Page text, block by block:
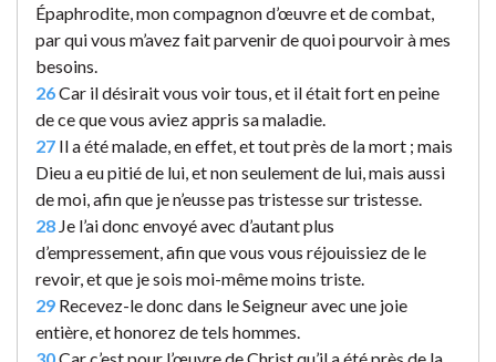
Épaphrodite, mon compagnon d’œuvre et de combat,
par qui vous m’avez fait parvenir de quoi pourvoir à mes
besoins.
26Car il désirait vous voir tous, et il était fort en peine
de ce que vous aviez appris sa maladie.
27 Il a été malade, en effet, et tout près de la mort ; mais
Dieu a eu pitié de lui, et non seulement de lui, mais aussi
de moi, afin que je n’eusse pas tristesse sur tristesse.
28 Je l’ai donc envoyé avec d’autant plus
d’empressement, afin que vous vous réjouissiez de le
revoir, et que je sois moi-même moins triste.
29 Recevez-le donc dans le Seigneur avec une joie
entière, et honorez de tels hommes.
30Car c’est pour l’œuvre de Christ qu’il a été près de la